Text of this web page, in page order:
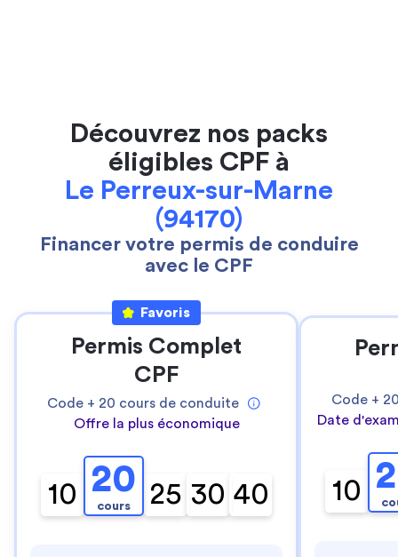
Découvrez nos packs
éligibles CPF à
Le Perreux-sur-Marne
(94170)
Financer votre permis de conduire
avec le CPF
Favoris
Permis Complet
CPF
Code + 20 cours de conduite
Offre la plus économique
10 20
cours 25 30 40
Code +
Date
10